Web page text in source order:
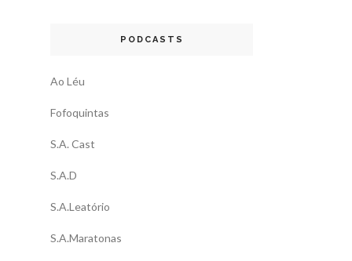
PODCASTS
Ao Léu
Fofoquintas
S.A. Cast
S.A.D
S.A.Leatório
S.A.Maratonas